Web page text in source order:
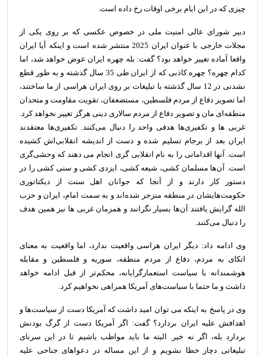
چیزی که در این ایام برخی اوقات رخ داده است.
دبیر شورای عالی امنیت ملی در خصوص عکسی که بر روی یکی از
مجلات خارجی با عنوان ایران 2025 منتشر شده است و اینکه آیا ایران
واقعا آماده تغییر خواهد بود؟ گفت: بله چهره ایران عوض خواهد شد، اما
کدام چهره؟ چهره کاذبی که از ایران طی 35 سال گذشته و به طور قطع
نشدنی در 12 سال گذشته با تبلیغات بر روی ایران هراسی از ما ساختند،
اما تصویر دفاع از مردم فلسطین، مستضعفان، تقویت مقاومت و متحدان
منطقه‌ای مان و تصویر دفاع از مردم سالاری دینی هرگز تغییر نخواهد کرد.
غربی ها و تکفیری‌ها هدفی واحد را دنبال می‌کنند. تکفیری‌ها معتقدند
ایران بعد از برجام تسلیم شده و دست از اندیشه انقلابی‌اش کشیده
است. آنها اقداماتی را به نام انقلابی گری انجام می دهند که وحشی‌گری
است. آن‌ها مسلمان کشی، شیعه کشی، ایزدی کشی و سنی کشی را در
دستور کار دارند و از آنجا که جوانان اهل سنت از دیکتاتوری
حکومت‌هایشان در منطقه منزجر شده‌اند و به سمت امام، ایران و حزب
الله گرایش یافتند آن‌ها بسیار نگرانند و همزمان غربی ها نیز همین هدف
را دنبال می‌کنند.
وی ادامه داد:‌ دیگر ایران هراسی واقعیت ندارد، اما واقعیت به معنای
اتکای به مردم، دفاع از مردم منطقه، سوریه و فلسطین و مقابله
هوشمندانه با سیاست استعمارگرایانه، محکم‌تر از قبل ادامه خواهد
داشت و ما حتما با سیاست‌های آمریکا همراهی نخواهیم کرد.
وی در پاسخ به اینکه می توان امید داشت که آمریکا دست از سیاست‌ها و
اهدافش علیه ایران بردارد؟ گفت: اگر آمریکا دست از گرگ بودنش
بردارد بله، اگر نه خیر. البته ما باید مواظب باشیم تا در این سرنای
تبلیغاتی دچار خطا نشویم و از این مساله در دعواهای جناحی علیه